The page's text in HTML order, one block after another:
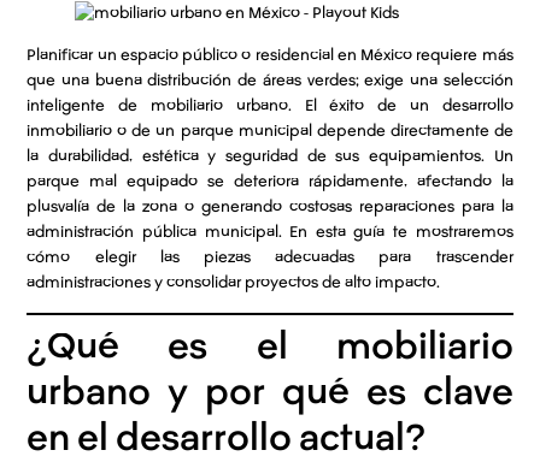
Planificar un espacio público o residencial en México requiere más
que una buena distribución de áreas verdes; exige una selección
inteligente de mobiliario urbano. El éxito de un desarrollo
inmobiliario o de un parque municipal depende directamente de
la durabilidad, estética y seguridad de sus equipamientos. Un
parque mal equipado se deteriora rápidamente, afectando la
plusvalía de la zona o generando costosas reparaciones para la
administración pública municipal. En esta guía te mostraremos
cómo elegir las piezas adecuadas para trascender
administraciones y consolidar proyectos de alto impacto.
¿Qué es el mobiliario
urbano y por qué es clave
en el desarrollo actual?